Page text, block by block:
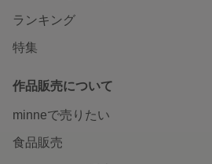
ランキング
特集
作品販売について
minneで売りたい
食品販売